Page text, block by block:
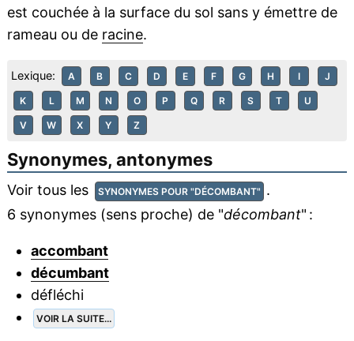
est couchée à la surface du sol sans y émettre de
rameau ou de racine.
Lexique: A B C D E F G H I J
K L M N O P Q R S T U
V W X Y Z
Synonymes, antonymes
Voir tous les SYNONYMES POUR "DÉCOMBANT" .
6 synonymes (sens proche) de "décombant" :
accombant
décumbant
défléchi
VOIR LA SUITE...